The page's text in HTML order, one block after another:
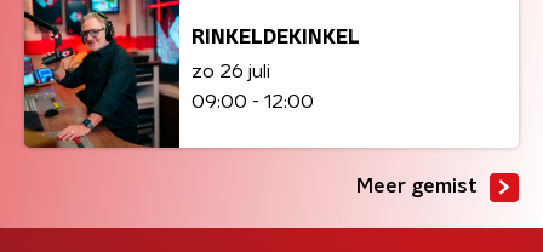
RINKELDEKINKEL
zo 26 juli
09:00 - 12:00
Meer gemist